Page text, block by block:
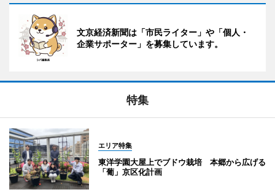
文京経済新聞は「市民ライター」や「個人・
企業サポーター」を募集しています。
特集
エリア特集
東洋学園大屋上でブドウ栽培 本郷から広げる
「葡」京区化計画